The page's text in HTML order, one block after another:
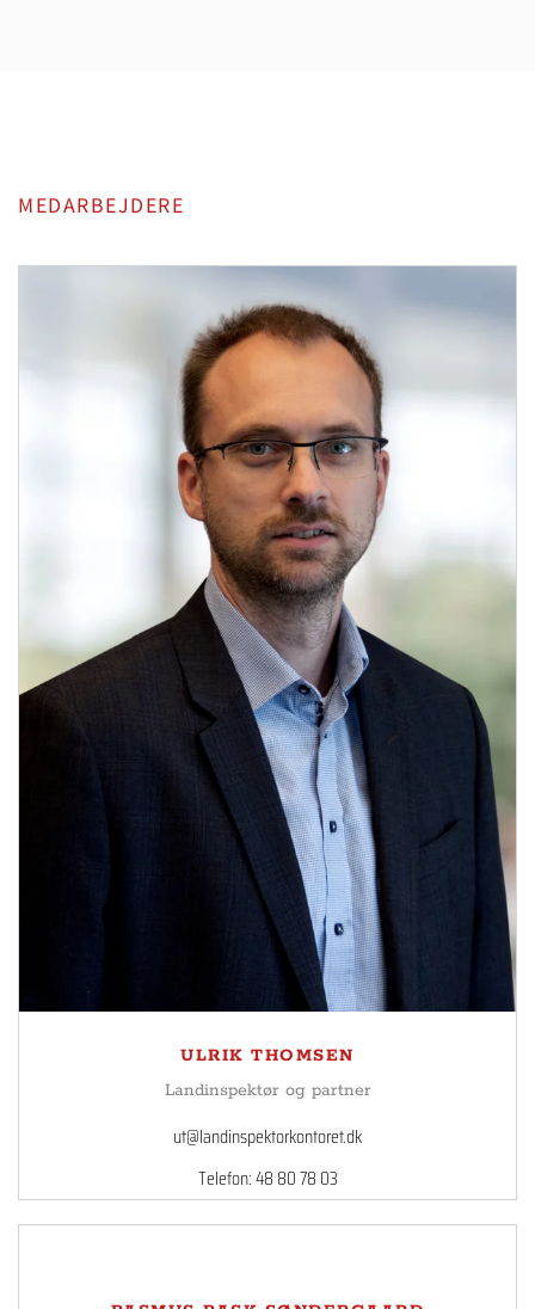
MEDARBEJDERE
ULRIK THOMSEN
Landinspektør og partner
ut@landinspektorkontoret.dk
Telefon: 48 80 78 03